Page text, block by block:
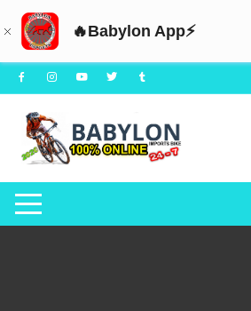
🔥Babylon App⚡
Saltar
al
contenido